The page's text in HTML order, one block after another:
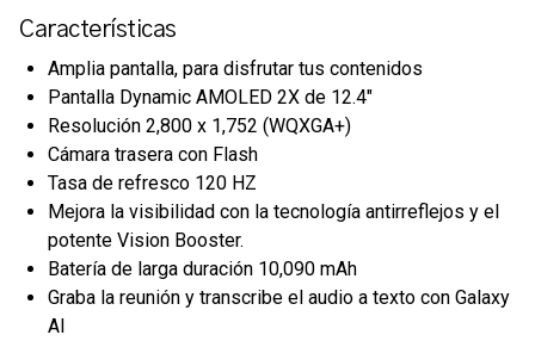
Características
Amplia pantalla, para disfrutar tus contenidos
Pantalla Dynamic AMOLED 2X de 12.4"
Resolución 2,800 x 1,752 (WQXGA+)
Cámara trasera con Flash
Tasa de refresco 120 HZ
Mejora la visibilidad con la tecnología antirreflejos y el
potente Vision Booster.
Batería de larga duración 10,090 mAh
Graba la reunión y transcribe el audio a texto con Galaxy
AI